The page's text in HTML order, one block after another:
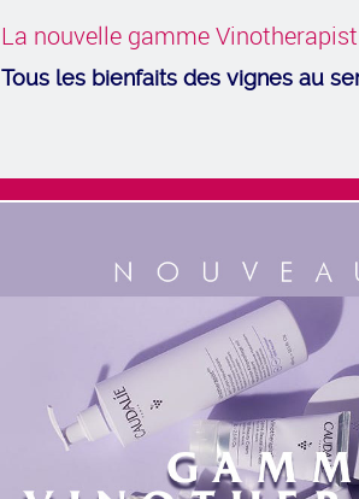
La nouvelle gamme
Tous les bienfaits des vignes au